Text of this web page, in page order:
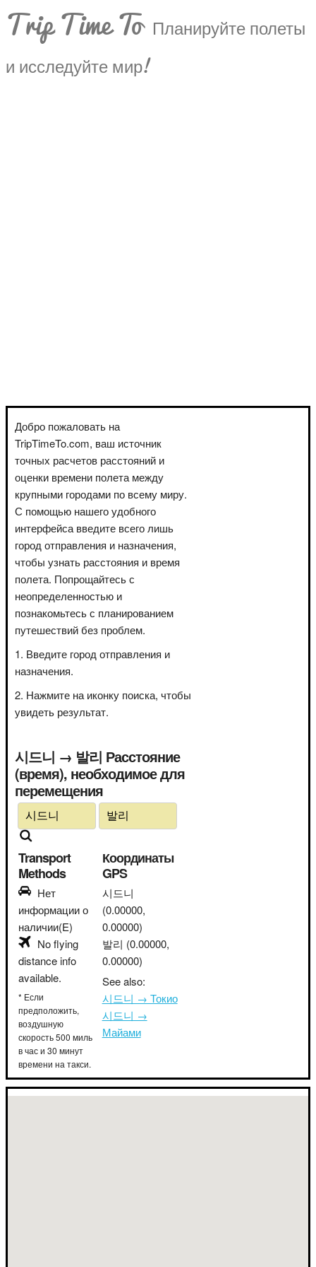
Trip Time To Планируйте полеты
и исследуйте мир!
Добро пожаловать на
TripTimeTo.com, ваш источник
точных расчетов расстояний и
оценки времени полета между
крупными городами по всему миру.
С помощью нашего удобного
интерфейса введите всего лишь
город отправления и назначения,
чтобы узнать расстояния и время
полета. Попрощайтесь с
неопределенностью и
познакомьтесь с планированием
путешествий без проблем.
Введите город отправления и
назначения.
Нажмите на иконку поиска, чтобы
увидеть результат.
시드니 → 발리 Расстояние
(время), необходимое для
перемещения
Transport
Methods
Нет
информации о
наличии(E)
No flying
distance info
available.
* Если
предположить,
воздушную
скорость 500 миль
в час и 30 минут
времени на такси.
Координаты
GPS
시드니
(0.00000,
0.00000)
발리 (0.00000,
0.00000)
See also:
시드니 → Токио
시드니 →
Майами